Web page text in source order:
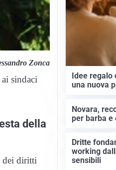
Zonca
sindaci
della
dei diritti
Idee
una nuova
Novara,
per barba e
Dritte
working
sensibili